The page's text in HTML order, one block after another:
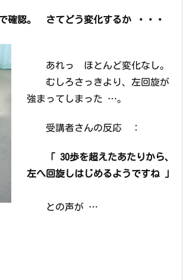
確認。 さてどう変化するか ・・・
あれっ ほとんど変化なし。
むしろさっきより、左回旋が
強まってしまった …。
受講者さんの反応 ：
「 30歩を超えたあたりから、
左へ回旋しはじめるようですね 」
との声が …